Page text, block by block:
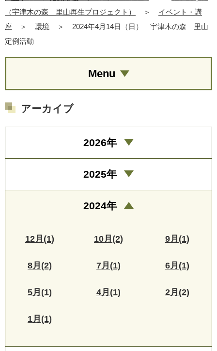
（宇津木の森 里山再生プロジェクト）
＞
イベント・講
座
＞ 環境 ＞
2024年4月14日（日） 宇津木の森 里山
定例活動
Menu
アーカイブ
2026年
2025年
2024年
12月(1) 10月(2) 9月(1)
8月(2) 7月(1) 6月(1)
5月(1) 4月(1) 2月(2)
1月(1)